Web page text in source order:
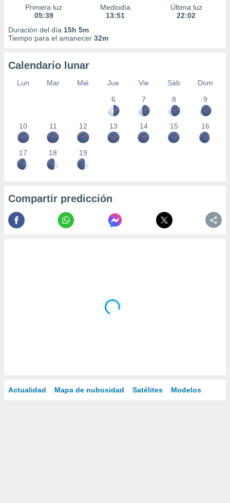
Primera luz
05:39
Mediodía
13:51
Última luz
22:02
Duración del día 15h 5m
Tiempo para el amanecer 32m
Calendario lunar
Lun Mar Mié Jue Vie Sáb
Dom
6
7 8 9
10 11 12 13 14 15 16
17 18 19
Compartir predicción
Actualidad Mapa de nubosidad Satélites Modelos